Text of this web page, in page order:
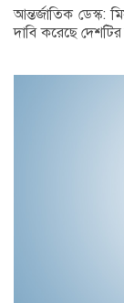
আন্তর্জাতিক ডেস্ক:
দাবি করেছে